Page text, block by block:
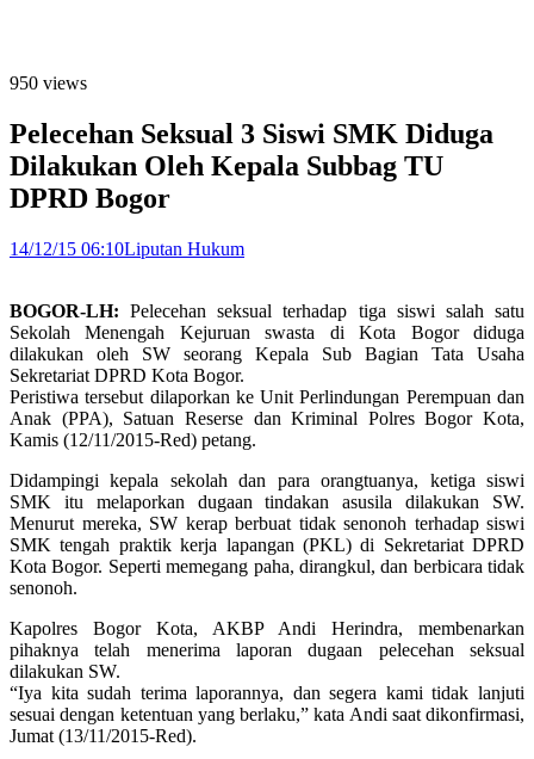
950 views
Pelecehan Seksual 3 Siswi SMK Diduga
Dilakukan Oleh Kepala Subbag TU
DPRD Bogor
14/12/15 06:10Liputan Hukum
BOGOR-LH: Pelecehan seksual terhadap tiga siswi salah satu
Sekolah Menengah Kejuruan swasta di Kota Bogor diduga
dilakukan oleh SW seorang Kepala Sub Bagian Tata Usaha
Sekretariat DPRD Kota Bogor.
Peristiwa tersebut dilaporkan ke Unit Perlindungan Perempuan dan
Anak (PPA), Satuan Reserse dan Kriminal Polres Bogor Kota,
Kamis (12/11/2015-Red) petang.
Didampingi kepala sekolah dan para orangtuanya, ketiga siswi
SMK itu melaporkan dugaan tindakan asusila dilakukan SW.
Menurut mereka, SW kerap berbuat tidak senonoh terhadap siswi
SMK tengah praktik kerja lapangan (PKL) di Sekretariat DPRD
Kota Bogor. Seperti memegang paha, dirangkul, dan berbicara tidak
senonoh.
Kapolres Bogor Kota, AKBP Andi Herindra, membenarkan
pihaknya telah menerima laporan dugaan pelecehan seksual
dilakukan SW.
“Iya kita sudah terima laporannya, dan segera kami tidak lanjuti
sesuai dengan ketentuan yang berlaku,” kata Andi saat dikonfirmasi,
Jumat (13/11/2015-Red).